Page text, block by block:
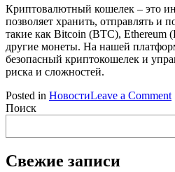
Криптовалютный кошелек – это
позволяет хранить, отправлять и
такие как Bitcoin (BTC), Ethereum
другие монеты. На нашей
безопасный криптокошелек и
риска и сложностей.
Posted in НовостиLeave a Comment
Поиск
Свежие записи